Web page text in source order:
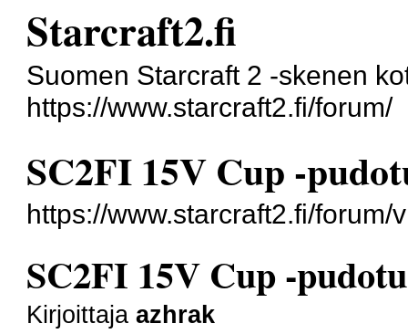
Starcraft2.fi
Suomen Starcraft 2 -skenen
https://www.starcraft2.fi/forum/
SC2FI 15V Cup -
https://www.starcraft2.fi/
SC2FI 15V Cup -
Kirjoittajaazhrak